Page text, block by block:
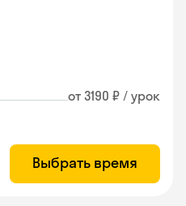
от 3190 ₽ / урок
Выбрать время